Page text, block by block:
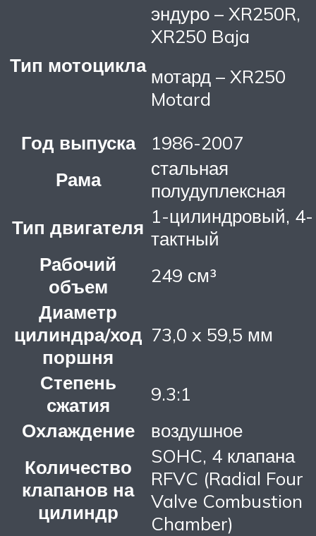
Тип мотоцикла
эндуро – XR250R,
XR250 Baja
мотард – XR250
Motard
Год выпуска
1986-2007
Рама
стальная
полудуплексная
Тип двигателя 1-цилиндровый, 4-
тактный
Рабочий
объем
249 см³
Диаметр
цилиндра/ход
поршня
73,0 x 59,5 мм
Степень
сжатия
9.3:1
Охлаждение
воздушное
Количество
клапанов на
цилиндр
SOHC, 4 клапана
RFVC (Radial Four
Valve Combustion
Chamber)